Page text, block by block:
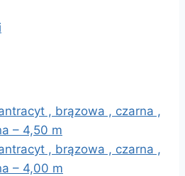
, brązowa , czarna ,
– 4,50 m
, brązowa , czarna ,
– 4,00 m